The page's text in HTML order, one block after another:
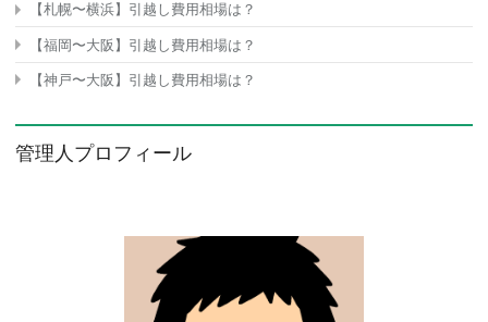
【札幌〜横浜】引越し費用相場は？
【福岡〜大阪】引越し費用相場は？
【神戸〜大阪】引越し費用相場は？
管理人プロフィール